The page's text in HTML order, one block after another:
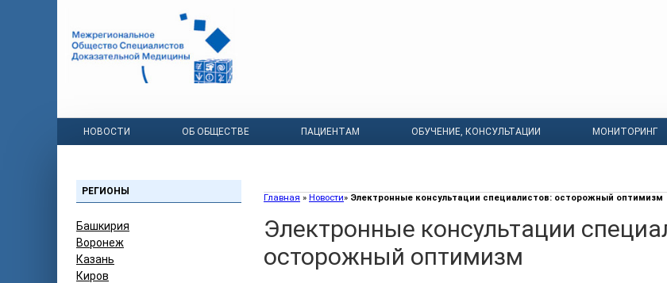
НОВОСТИ ОБ ОБЩЕСТВЕ ПАЦИЕНТАМ ОБУЧЕНИЕ, КОНСУЛЬТАЦИИ МОНИТОРИНГ
РЕГИОНЫ
Башкирия
Воронеж
Казань
Киров
Главная » Новости» Электронные консультации специалистов: осторожный оптимизм
Электронные консультации
осторожный оптимизм